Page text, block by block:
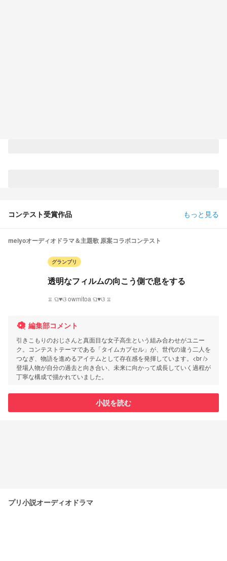
コンテスト受賞作品 もっと見る
meiyoオーディオドラマ＆主題歌 原案コラボコンテスト
グランプリ
透明なフィルムの向こう側で息をする
♖ ଘ♥ଓ owmitoa ଘ♥ଓ ♖
編集部コメント
引きこもりのおじさんと真面目な女子高生という組み合わせがユニー
ク。コンテストテーマである「タイムカプセル」が、世代の違う二人を
つなぎ、物語を進めるアイテムとして存在感を発揮しています。<br />
登場人物が自分の過去と向き合い、未来に向かって成長していく過程が
丁寧な構成で描かれていました。
小説を読む
プリ小説オーディオドラマ